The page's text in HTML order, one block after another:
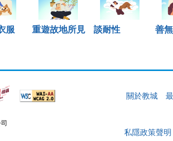
服 重遊故地所見 談耐性 善
關於教城
私隱政策聲明